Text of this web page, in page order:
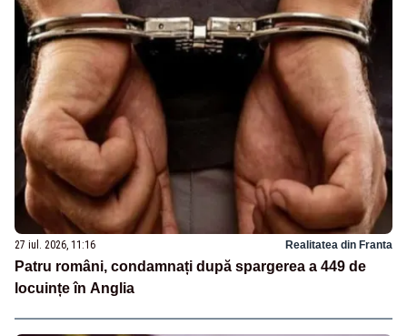
27 iul. 2026, 11:16 Realitatea din Franta
Patru români, condamnați după spargerea a 449 de
locuințe în Anglia